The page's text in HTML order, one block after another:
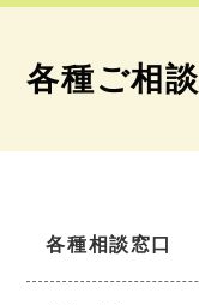
各種ご相談
各種相談窓口